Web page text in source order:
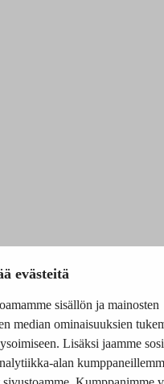
evästeitä
sisällön ja mainosten
median ominaisuuksien
Lisäksi jaamme
alan